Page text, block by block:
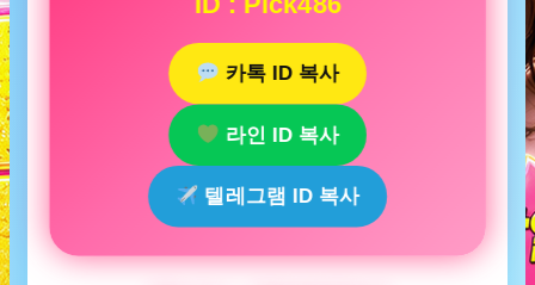
카톡 ID 복사
라인 ID 복사
텔레그램 ID 복사